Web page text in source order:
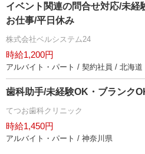
イベント関連の問合せ対応/未経
お仕事/平日休み
株式会社ベルシステム24
時給1,200円
アルバイト・パート / 契約社員 / 北海道
歯科助手/未経験OK・ブランク
てつお歯科クリニック
時給1,450円
アルバイト・パート / 神奈川県